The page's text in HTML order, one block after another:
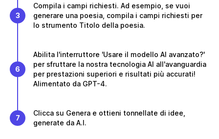
3
Compila i campi richiesti. Ad esempio, se vuoi
generare una poesia, compila i campi richiesti per
lo strumento Titolo della poesia.
6
Abilita l'interruttore 'Usare il modello AI avanzato?'
per sfruttare la nostra tecnologia AI all'avanguardia
per prestazioni superiori e risultati più accurati!
Alimentato da GPT-4.
7
Clicca su Genera e ottieni tonnellate di idee,
generate da A.I.